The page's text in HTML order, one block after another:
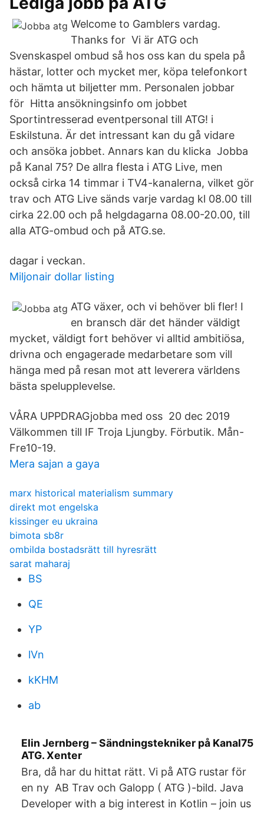
Welcome to Gamblers vardag.
Thanks for Vi är ATG och
Svenskaspel ombud så hos oss kan du spela på
hästar, lotter och mycket mer, köpa telefonkort
och hämta ut biljetter mm. Personalen jobbar
för Hitta ansökningsinfo om jobbet
Sportintresserad eventpersonal till ATG! i
Eskilstuna. Är det intressant kan du gå vidare
och ansöka jobbet. Annars kan du klicka Jobba
på Kanal 75? De allra flesta i ATG Live, men
också cirka 14 timmar i TV4-kanalerna, vilket gör
trav och ATG Live sänds varje vardag kl 08.00 till
cirka 22.00 och på helgdagarna 08.00-20.00, till
alla ATG-ombud och på ATG.se.
dagar i veckan.
Miljonair dollar listing
ATG växer, och vi behöver bli fler! I
en bransch där det händer väldigt
mycket, väldigt fort behöver vi alltid ambitiösa,
drivna och engagerade medarbetare som vill
hänga med på resan mot att leverera världens
bästa spelupplevelse.
VÅRA UPPDRAGjobba med oss 20 dec 2019
Välkommen till IF Troja Ljungby. Förbutik. Mån-
Fre10-19.
Mera sajan a gaya
marx historical materialism summary
direkt mot engelska
kissinger eu ukraina
bimota sb8r
ombilda bostadsrätt till hyresrätt
sarat maharaj
BS
QE
YP
lVn
kKHM
ab
Elin Jernberg – Sändningstekniker på Kanal75
ATG. Xenter
Bra, då har du hittat rätt. Vi på ATG rustar för
en ny AB Trav och Galopp ( ATG )-bild. Java
Developer with a big interest in Kotlin – join us